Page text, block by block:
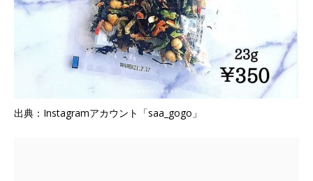
出典：Instagramアカウント「saa_gogo」